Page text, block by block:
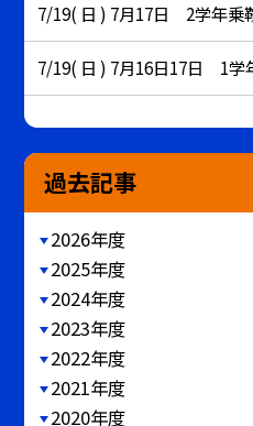
7/19( 日 ) 7月17日 2学年乗
7/19( 日 ) 7月16日17日 1学
過去記事
2026年度
2025年度
2024年度
2023年度
2022年度
2021年度
2020年度